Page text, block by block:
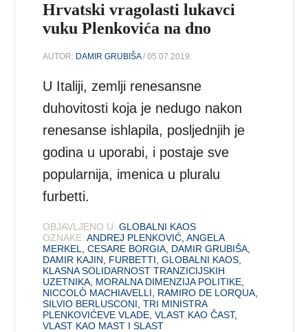
Hrvatski vragolasti lukavci
vuku Plenkovića na dno
AUTOR: DAMIR GRUBIŠA/ 05.07.2019.
U Italiji, zemlji renesansne
duhovitosti koja je nedugo nakon
renesanse ishlapila, posljednjih je
godina u uporabi, i postaje sve
popularnija, imenica u pluralu
furbetti.
OBJAVLJENO U: GLOBALNI KAOS
OZNAKE: ANDREJ PLENKOVIĆ ,ANGELA
MERKEL
,CESARE BORGIA DAMIR GRUBIŠA
DAMIR KAJIN
FURBETTI ,GLOBALNI KAOS
KLASNA SOLIDARNOST TRANZICIJSKIH
UZETNIKA MORALNA DIMENZIJA POLITIKE
NICCOLÒ MACHIAVELLI
RAMIRO DE LORQUA
SILVIO BERLUSCONI ,TRI MINISTRA
PLENKOVIĆEVE VLADE ,VLAST KAO ČAST,
VLAST KAO MAST I SLAST